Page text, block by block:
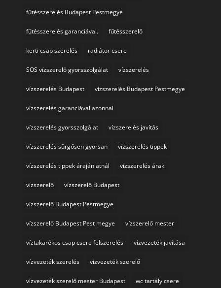
fűtésszerelés Budapest Pestmegye
fűtésszerelés garanciával. fűtésszerelő
kerti csap szerelés radiátor csere
SOS vízszerelő gyorsszolgálat vízszerelés
vízszerelés Budapest vízszerelés Budapest Pestmegye
vízszerelés garanciával azonnal
vízszerelés gyorsszolgálat vízszerelés javítás
vízszerelés sürgősen gyorsan vízszerelés tippek
vízszerelés tippek árajánlatnál vízszerelés árak
vízszerelő vízszerelő Budapest
vízszerelő Budapest Pestmegye
vízszerelő Budapest Pest megye vízszerelő mester
víztakarékos csap csere felszerelés vízvezeték javítása
vízvezeték szerelés vízvezeték szerelő
vízvezeték szerelő mester Budapest wc tartály csere